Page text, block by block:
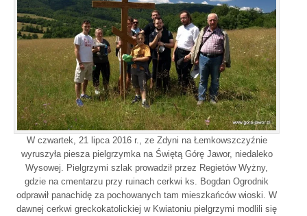
W czwartek, 21 lipca 2016 r., ze Zdyni na Łemkowszczyźnie
wyruszyła piesza pielgrzymka na Świętą Górę Jawor, niedaleko
Wysowej. Pielgrzymi szlak prowadził przez Regietów Wyżny,
gdzie na cmentarzu przy ruinach cerkwi ks. Bogdan Ogrodnik
odprawił panachidę za pochowanych tam mieszkańców wioski. W
dawnej cerkwi greckokatolickiej w Kwiatoniu pielgrzymi modlili się